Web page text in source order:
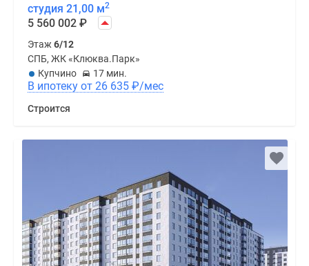
студия 21,00 м2
5 560 002 ₽
Этаж6/12
СПБ, ЖК «Клюква.Парк»
Купчино
17 мин.
В ипотеку от 26 635 ₽/мес
Строится